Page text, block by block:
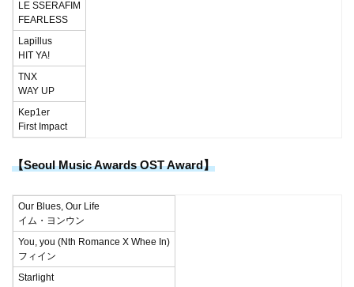
LE SSERAFIM
FEARLESS
Lapillus
HIT YA!
TNX
WAY UP
Kep1er
First Impact
【Seoul Music Awards OST Award】
Our Blues, Our Life
イム・ヨンウン
You, you (Nth Romance X Whee In)
フィイン
Starlight